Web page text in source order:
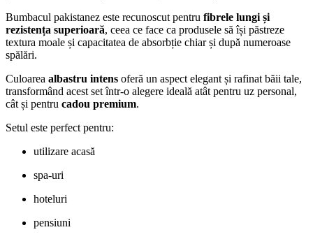
Bumbacul pakistanez este recunoscut pentru fibrele lungi și
rezistența superioară, ceea ce face ca produsele să își păstreze
textura moale și capacitatea de absorbție chiar și după numeroase
spălări.
Culoarea albastru intens oferă un aspect elegant și rafinat băii tale,
transformând acest set într-o alegere ideală atât pentru uz personal,
cât și pentru cadou premium.
Setul este perfect pentru:
utilizare acasă
spa-uri
hoteluri
pensiuni